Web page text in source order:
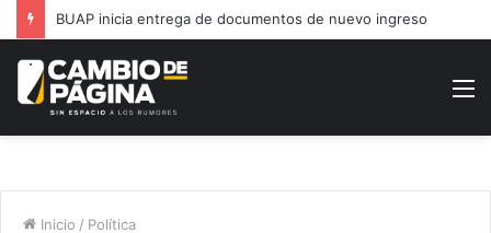
Inicio / Política